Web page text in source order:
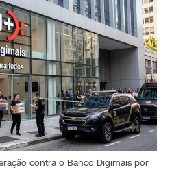
contra o Banco Digimais por